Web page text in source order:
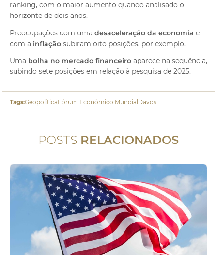
ranking, com o maior aumento quando analisado o
horizonte de dois anos.
Preocupações com uma desaceleração da economia e
com a inflação subiram oito posições, por exemplo.
Uma bolha no mercado financeiro aparece na sequência,
subindo sete posições em relação à pesquisa de 2025.
Tags:GeopolíticaFórum Econômico Mundial Davos
POSTS RELACIONADOS